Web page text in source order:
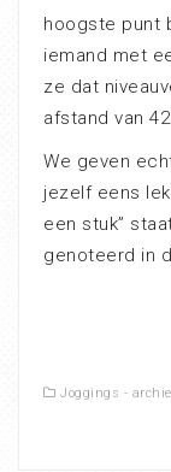
hoogste punt
iemand met
ze dat
afstand van
We geven
jezelf eens
een stuk”
genoteerd in
Joggings -